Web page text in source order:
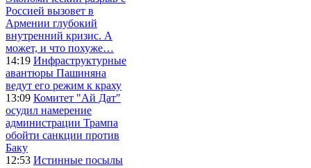
Россией вызовет в
Армении глубокий
внутренний кризис. А
может, и что похуже…
14:19 Инфраструктурные
авантюры Пашиняна
ведут его режим к краху
13:09 Комитет "Ай Дат"
осудил намерение
администрации Трампа
обойти санкции против
Баку
12:53 Истинные посылы